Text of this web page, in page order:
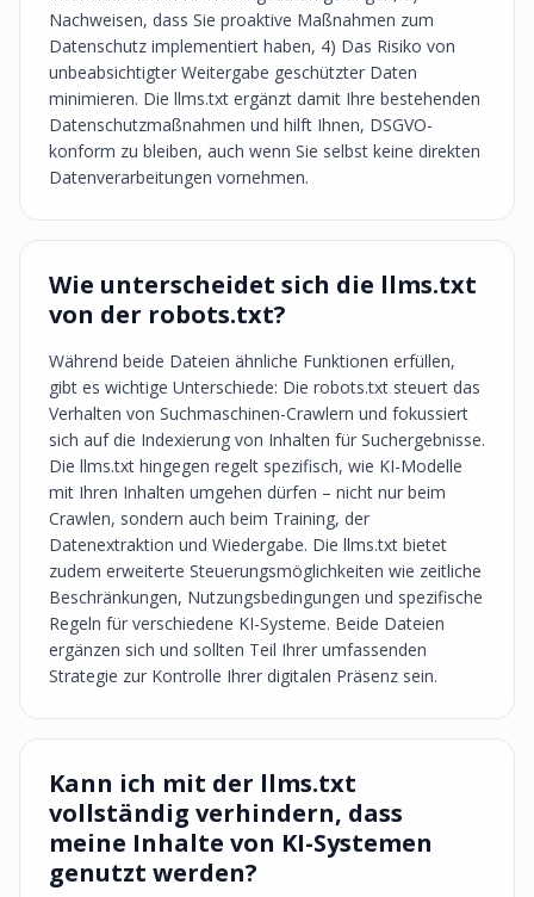
Nachweisen, dass Sie proaktive Maßnahmen zum
Datenschutz implementiert haben, 4) Das Risiko von
unbeabsichtigter Weitergabe geschützter Daten
minimieren. Die llms.txt ergänzt damit Ihre bestehenden
Datenschutzmaßnahmen und hilft Ihnen, DSGVO-
konform zu bleiben, auch wenn Sie selbst keine direkten
Datenverarbeitungen vornehmen.
Wie unterscheidet sich die llms.txt
von der robots.txt?
Während beide Dateien ähnliche Funktionen erfüllen,
gibt es wichtige Unterschiede: Die robots.txt steuert das
Verhalten von Suchmaschinen-Crawlern und fokussiert
sich auf die Indexierung von Inhalten für Suchergebnisse.
Die llms.txt hingegen regelt spezifisch, wie KI-Modelle
mit Ihren Inhalten umgehen dürfen – nicht nur beim
Crawlen, sondern auch beim Training, der
Datenextraktion und Wiedergabe. Die llms.txt bietet
zudem erweiterte Steuerungsmöglichkeiten wie zeitliche
Beschränkungen, Nutzungsbedingungen und spezifische
Regeln für verschiedene KI-Systeme. Beide Dateien
ergänzen sich und sollten Teil Ihrer umfassenden
Strategie zur Kontrolle Ihrer digitalen Präsenz sein.
Kann ich mit der llms.txt
vollständig verhindern, dass
meine Inhalte von KI-Systemen
genutzt werden?